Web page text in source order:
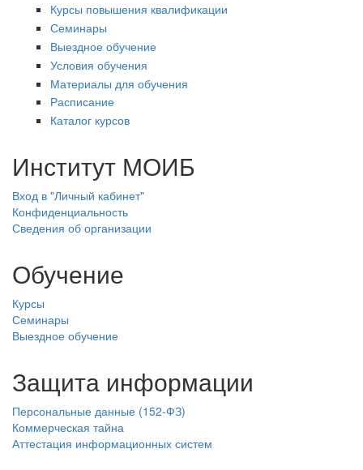
Курсы повышения квалификации
Семинары
Выездное обучение
Условия обучения
Материалы для обучения
Расписание
Каталог курсов
Институт МОИБ
Вход в "Личный кабинет"
Конфиденциальность
Сведения об организации
Обучение
Курсы
Семинары
Выездное обучение
Защита информации
Персональные данные (152-ФЗ)
Коммерческая тайна
Аттестация информационных систем